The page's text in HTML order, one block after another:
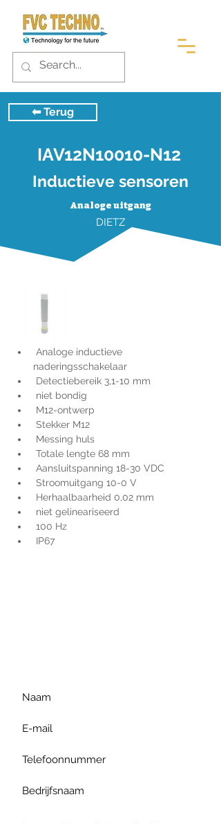
⬅︎ Terug
IAV12N10010-N12
Inductieve sensoren
Analoge uitgang
DIETZ
naderingsschakelaar
Detectiebereik 3,1-10 mm
niet bondig
M12-ontwerp
Stekker M12
Messing huls
Totale lengte 68 mm
Aansluitspanning 18-30 VDC
Stroomuitgang 10-0 V
Herhaalbaarheid 0,02 mm
niet gelineariseerd
100 Hz
IP67